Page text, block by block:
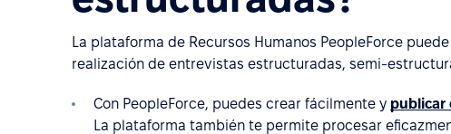
La plataforma de Recursos Humanos PeopleForce
realización de entrevistas estructuradas, semi-
Con PeopleForce, puedes crear fácilmente y publicar
La plataforma también te permite procesar